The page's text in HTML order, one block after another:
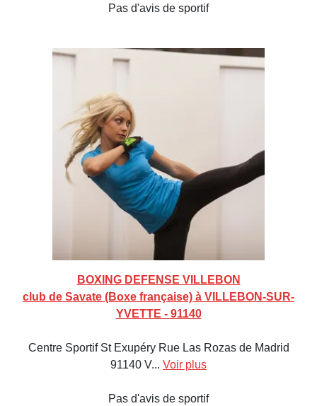
Pas d'avis de sportif
BOXING DEFENSE VILLEBON
club de Savate (Boxe française) à VILLEBON-SUR-
YVETTE - 91140
Centre Sportif St Exupéry Rue Las Rozas de Madrid
91140 V... Voir plus
Pas d'avis de sportif